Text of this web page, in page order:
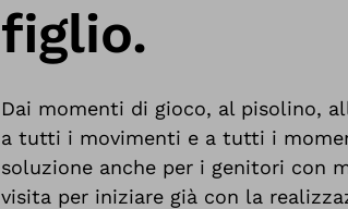
figlio.
Dai momenti di gioco, al pisolino,
a tutti i movimenti e a tutti i
soluzione anche per i genitori con
visita per iniziare già con la